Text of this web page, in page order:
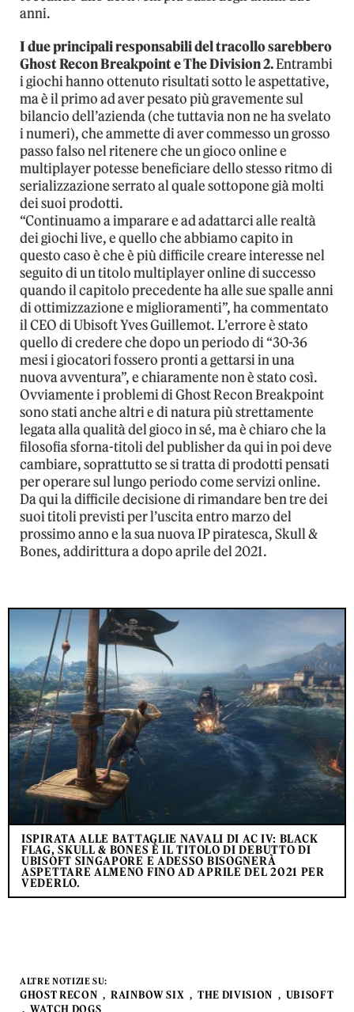
anni.
I due principali responsabili del tracollo sarebbero
Ghost Recon Breakpoint e The Division 2.Entrambi
i giochi hanno ottenuto risultati sotto le aspettative,
ma è il primo ad aver pesato più gravemente sul
bilancio dell’azienda (che tuttavia non ne ha svelato
i numeri), che ammette di aver commesso un grosso
passo falso nel ritenere che un gioco online e
multiplayer potesse beneficiare dello stesso ritmo di
serializzazione serrato al quale sottopone già molti
dei suoi prodotti.
“Continuamo a imparare e ad adattarci alle realtà
dei giochi live, e quello che abbiamo capito in
questo caso è che è più difficile creare interesse nel
seguito di un titolo multiplayer online di successo
quando il capitolo precedente ha alle sue spalle anni
di ottimizzazione e miglioramenti”, ha commentato
il CEO di Ubisoft Yves Guillemot. L’errore è stato
quello di credere che dopo un periodo di “30-36
mesi i giocatori fossero pronti a gettarsi in una
nuova avventura”, e chiaramente non è stato così.
Ovviamente i problemi di Ghost Recon Breakpoint
sono stati anche altri e di natura più strettamente
legata alla qualità del gioco in sé, ma è chiaro che la
filosofia sforna-titoli del publisher da qui in poi deve
cambiare, soprattutto se si tratta di prodotti pensati
per operare sul lungo periodo come servizi online.
Da qui la difficile decisione di rimandare ben tre dei
suoi titoli previsti per l’uscita entro marzo del
prossimo anno e la sua nuova IP piratesca, Skull &
Bones, addirittura a dopo aprile del 2021.
ISPIRATA ALLE BATTAGLIE NAVALI DI AC IV: BLACK
FLAG, SKULL & BONES È IL TITOLO DI DEBUTTO DI
UBISOFT SINGAPORE E ADESSO BISOGNERÀ
ASPETTARE ALMENO FINO AD APRILE DEL 2021 PER
VEDERLO.
ALTRE NOTIZIE SU:
GHOST RECON RAINBOW SIX THE DIVISION
UBISOFT
WATCH DOGS